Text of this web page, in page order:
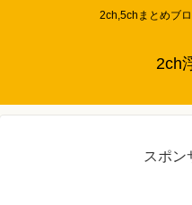
2ch,5chまとめブ
2ch
スポン